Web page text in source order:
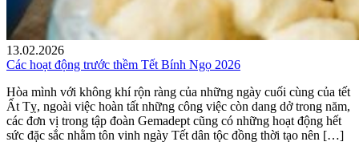
13.02.2026
Các hoạt động trước thềm Tết Bính Ngọ 2026
Hòa mình với không khí rộn ràng của những ngày cuối cùng của tết
Ất Tỵ, ngoài việc hoàn tất những công việc còn dang dở trong năm,
các đơn vị trong tập đoàn Gemadept cũng có những hoạt động hết
sức đặc sắc nhằm tôn vinh ngày Tết dân tộc đồng thời tạo nên […]